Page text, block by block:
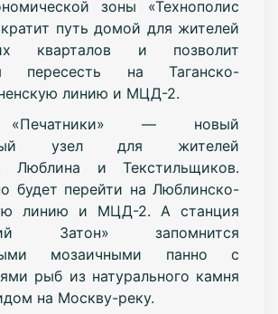
зоны «Технополис
путь домой для жителей
кварталов и позволит
пересесть на Таганско-
линию и МЦД-2.
«Печатники» — новый
узел для жителей
Люблина и Текстильщиков.
будет перейти на Люблинско-
линию и МЦД-2. А станция
Затон» запомнится
мозаичными панно с
рыб из натурального камня
на Москву-реку.